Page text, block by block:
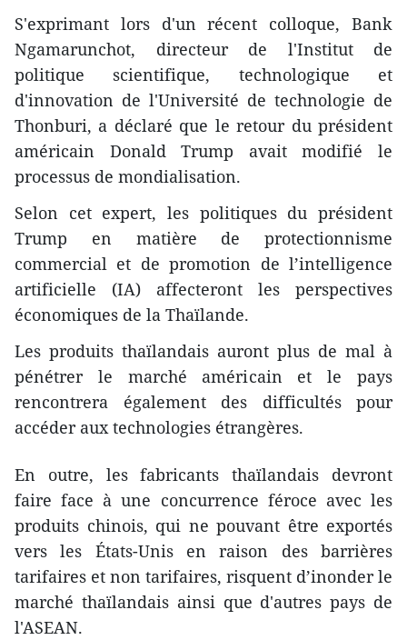
S'exprimant lors d'un récent colloque, Bank
Ngamarunchot, directeur de l'Institut de
politique scientifique, technologique et
d'innovation de l'Université de technologie de
Thonburi, a déclaré que le retour du président
américain Donald Trump avait modifié le
processus de mondialisation.
Selon cet expert, les politiques du président
Trump en matière de protectionnisme
commercial et de promotion de l’intelligence
artificielle (IA) affecteront les perspectives
économiques de la Thaïlande.
Les produits thaïlandais auront plus de mal à
pénétrer le marché américain et le pays
rencontrera également des difficultés pour
accéder aux technologies étrangères.
En outre, les fabricants thaïlandais devront
faire face à une concurrence féroce avec les
produits chinois, qui ne pouvant être exportés
vers les États-Unis en raison des barrières
tarifaires et non tarifaires, risquent d’inonder le
marché thaïlandais ainsi que d'autres pays de
l'ASEAN.